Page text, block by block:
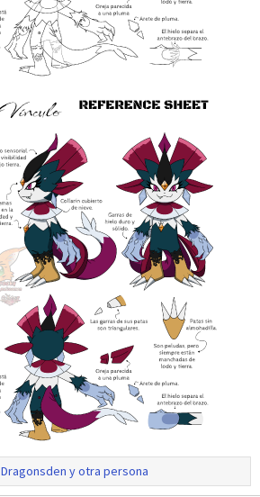
Dragonsden y otra persona